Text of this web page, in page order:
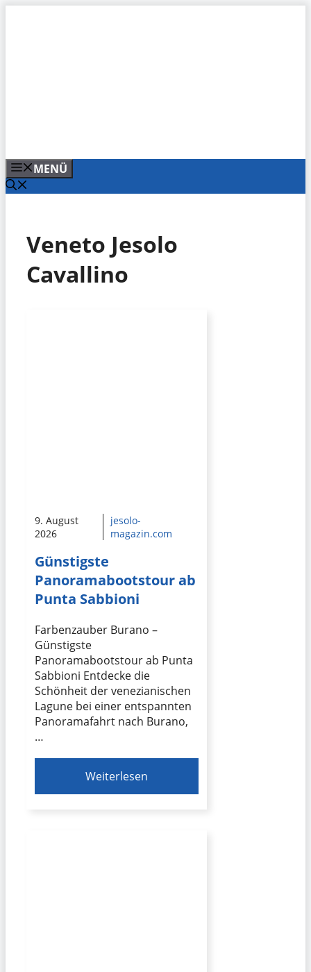
MENÜ
Veneto Jesolo
Cavallino
9. August
2026
jesolo-
magazin.com
Günstigste
Panoramabootstour ab
Punta Sabbioni
Farbenzauber Burano –
Günstigste
Panoramabootstour ab Punta
Sabbioni Entdecke die
Schönheit der venezianischen
Lagune bei einer entspannten
Panoramafahrt nach Burano,
…
Weiterlesen